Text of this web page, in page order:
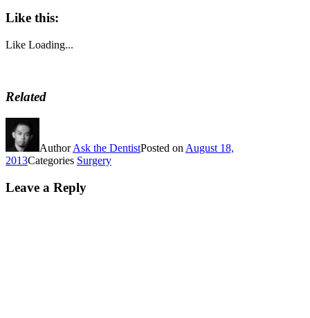
Like this:
Like Loading...
Related
AuthorAsk the DentistPosted on August 18,
2013Categories Surgery
Leave a Reply